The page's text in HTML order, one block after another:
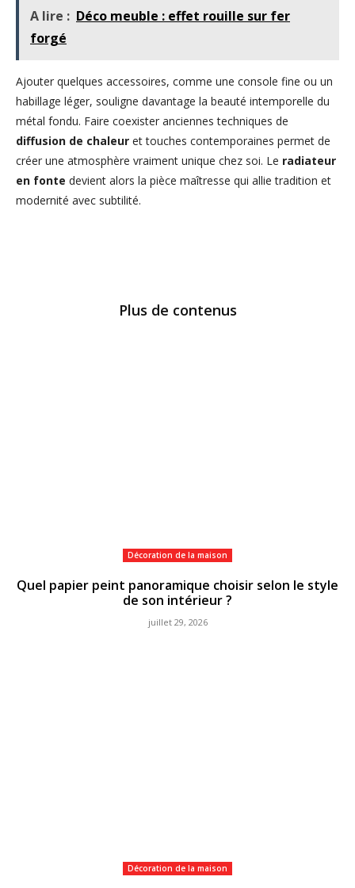
A lire : Déco meuble : effet rouille sur fer
forgé
Ajouter quelques accessoires, comme une console fine ou un
habillage léger, souligne davantage la beauté intemporelle du
métal fondu. Faire coexister anciennes techniques de
diffusion de chaleur et touches contemporaines permet de
créer une atmosphère vraiment unique chez soi. Le radiateur
en fonte devient alors la pièce maîtresse qui allie tradition et
modernité avec subtilité.
Plus de contenus
Décoration de la maison
Quel papier peint panoramique choisir selon le style
de son intérieur ?
juillet 29, 2026
Décoration de la maison